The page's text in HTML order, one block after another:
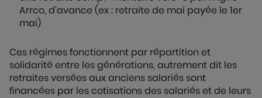
Arrco, d'avance (ex : retraite de mai payée le 1er
mai)
Ces régimes fonctionnent par répartition et
solidarité entre les générations, autrement dit les
retraites versées aux anciens salariés sont
financées par les cotisations des salariés et de leurs